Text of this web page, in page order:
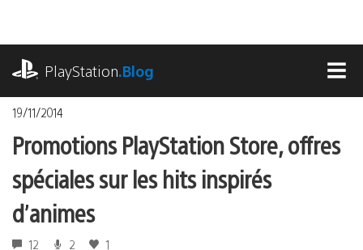
contenu
PlayStation.Blog
19/11/2014
Promotions PlayStation Store, offres
spéciales sur les hits inspirés
d’animes
12 2 1